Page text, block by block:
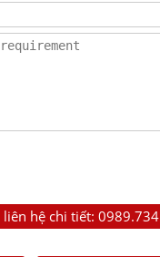
liên hệ chi tiết: